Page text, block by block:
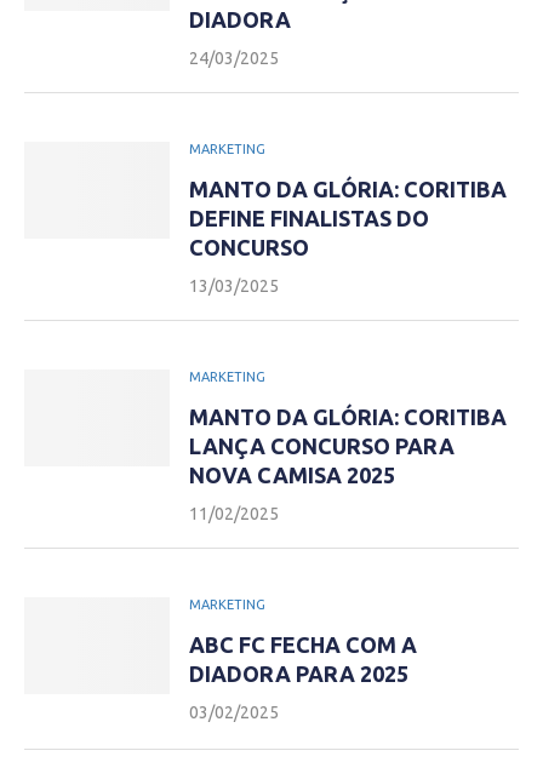
DIADORA
24/03/2025
MARKETING
MANTO DA GLÓRIA: CORITIBA
DEFINE FINALISTAS DO
CONCURSO
13/03/2025
MARKETING
MANTO DA GLÓRIA: CORITIBA
LANÇA CONCURSO PARA
NOVA CAMISA 2025
11/02/2025
MARKETING
ABC FC FECHA COM A
DIADORA PARA 2025
03/02/2025